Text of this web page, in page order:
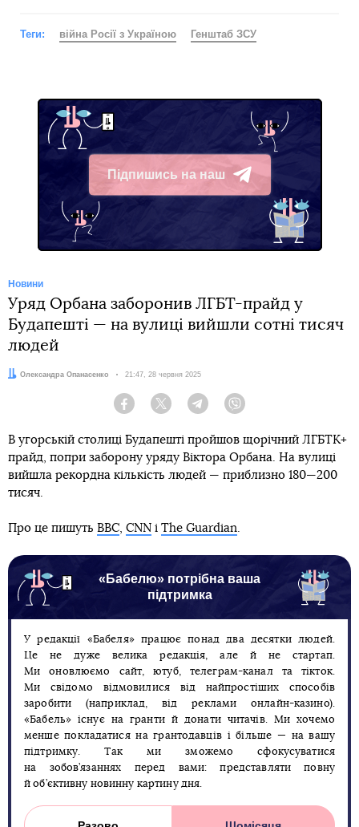
Теги: війна Росії з Україною Генштаб ЗСУ
Підпишись на наш
Telegram
Новини
Уряд Орбана заборонив ЛГБТ-прайд у
Будапешті — на вулиці вийшли сотні тисяч
людей
Автор:
Олександра Опанасенко Дата:
21:47, 28 червня 2025
Facebook Twitter Telegram
В угорській столиці Будапешті пройшов щорічний ЛГБТК+
прайд, попри заборону уряду Віктора Орбана. На вулиці
вийшла рекордна кількість людей — приблизно 180—200
тисяч.
Про це пишуть ВВС, CNN і The Guardian.
«Бабелю» потрібна ваша
підтримка
У редакції «Бабеля» працює понад два десятки людей.
Це не дуже велика редакція, але й не стартап.
Ми оновлюємо сайт, ютуб, телеграм-канал та тікток.
Ми свідомо відмовилися від найпростіших способів
заробити (наприклад, від реклами онлайн-казино).
«Бабель» існує на гранти й донати читачів. Ми хочемо
менше покладатися на грантодавців і більше — на вашу
підтримку. Так ми зможемо сфокусуватися
на зобов’язаннях перед вами: представляти повну
й об’єктивну новинну картину дня.